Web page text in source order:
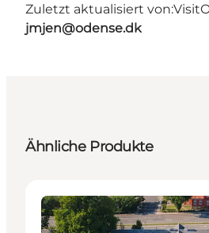
Zuletzt aktualisiert von:
jmjen@odense.dk
Ähnliche Produkte
Unterkünfte